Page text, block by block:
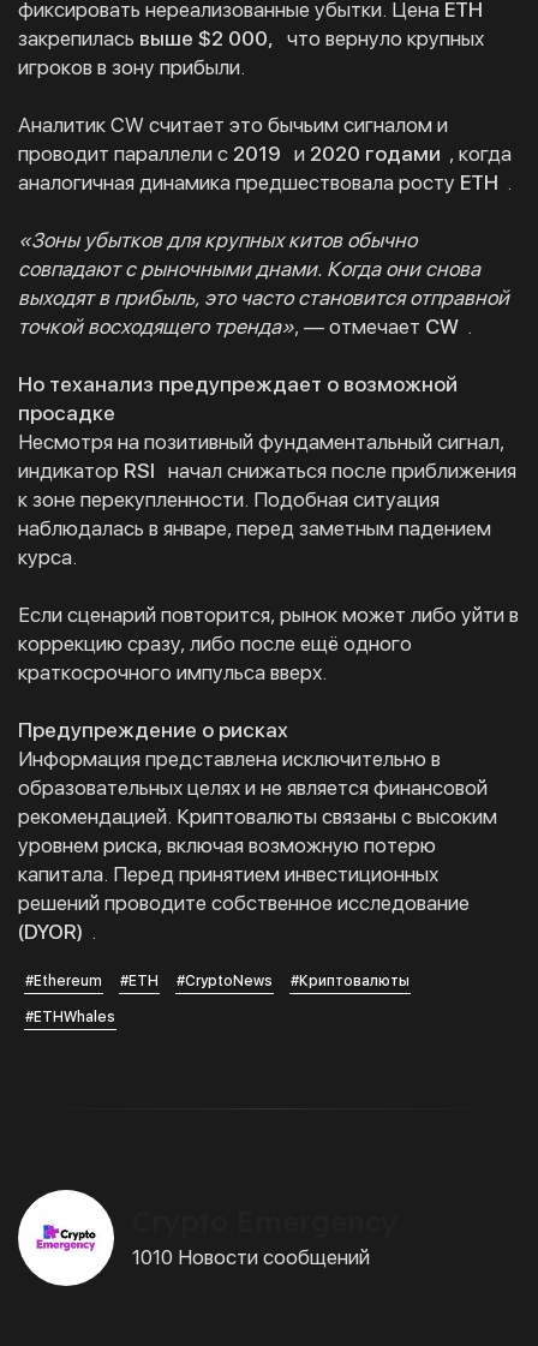
фиксировать нереализованные убытки. Цена ETH
закрепилась выше $2 000, что вернуло крупных
игроков в зону прибыли.
Аналитик CW считает это бычьим сигналом и
проводит параллели с 2019 и 2020 годами , когда
аналогичная динамика предшествовала росту ETH .
«Зоны убытков для крупных китов обычно
совпадают с рыночными днами. Когда они снова
выходят в прибыль, это часто становится отправной
точкой восходящего тренда», — отмечает CW .
Но теханализ предупреждает о возможной
просадке
Несмотря на позитивный фундаментальный сигнал,
индикатор RSI начал снижаться после приближения
к зоне перекупленности. Подобная ситуация
наблюдалась в январе, перед заметным падением
курса.
Если сценарий повторится, рынок может либо уйти в
коррекцию сразу, либо после ещё одного
краткосрочного импульса вверх.
Предупреждение о рисках
Информация представлена исключительно в
образовательных целях и не является финансовой
рекомендацией. Криптовалюты связаны с высоким
уровнем риска, включая возможную потерю
капитала. Перед принятием инвестиционных
решений проводите собственное исследование
(DYOR) .
#Ethereum #ETH #CryptoNews #Криптовалюты
#ETHWhales
1010 Новости сообщений